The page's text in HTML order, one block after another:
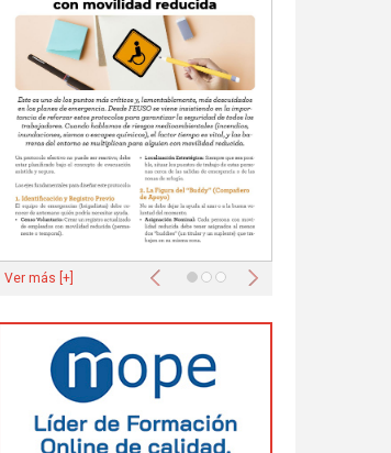
Anterior Siguiente
Ver más [+]